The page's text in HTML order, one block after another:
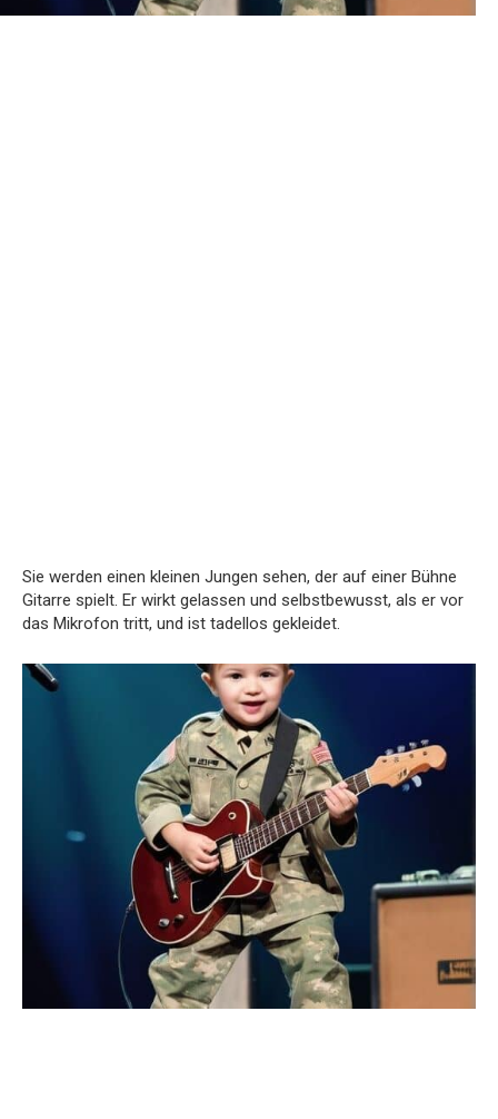
Sie werden einen kleinen Jungen sehen, der auf einer Bühne
Gitarre spielt. Er wirkt gelassen und selbstbewusst, als er vor
das Mikrofon tritt, und ist tadellos gekleidet.